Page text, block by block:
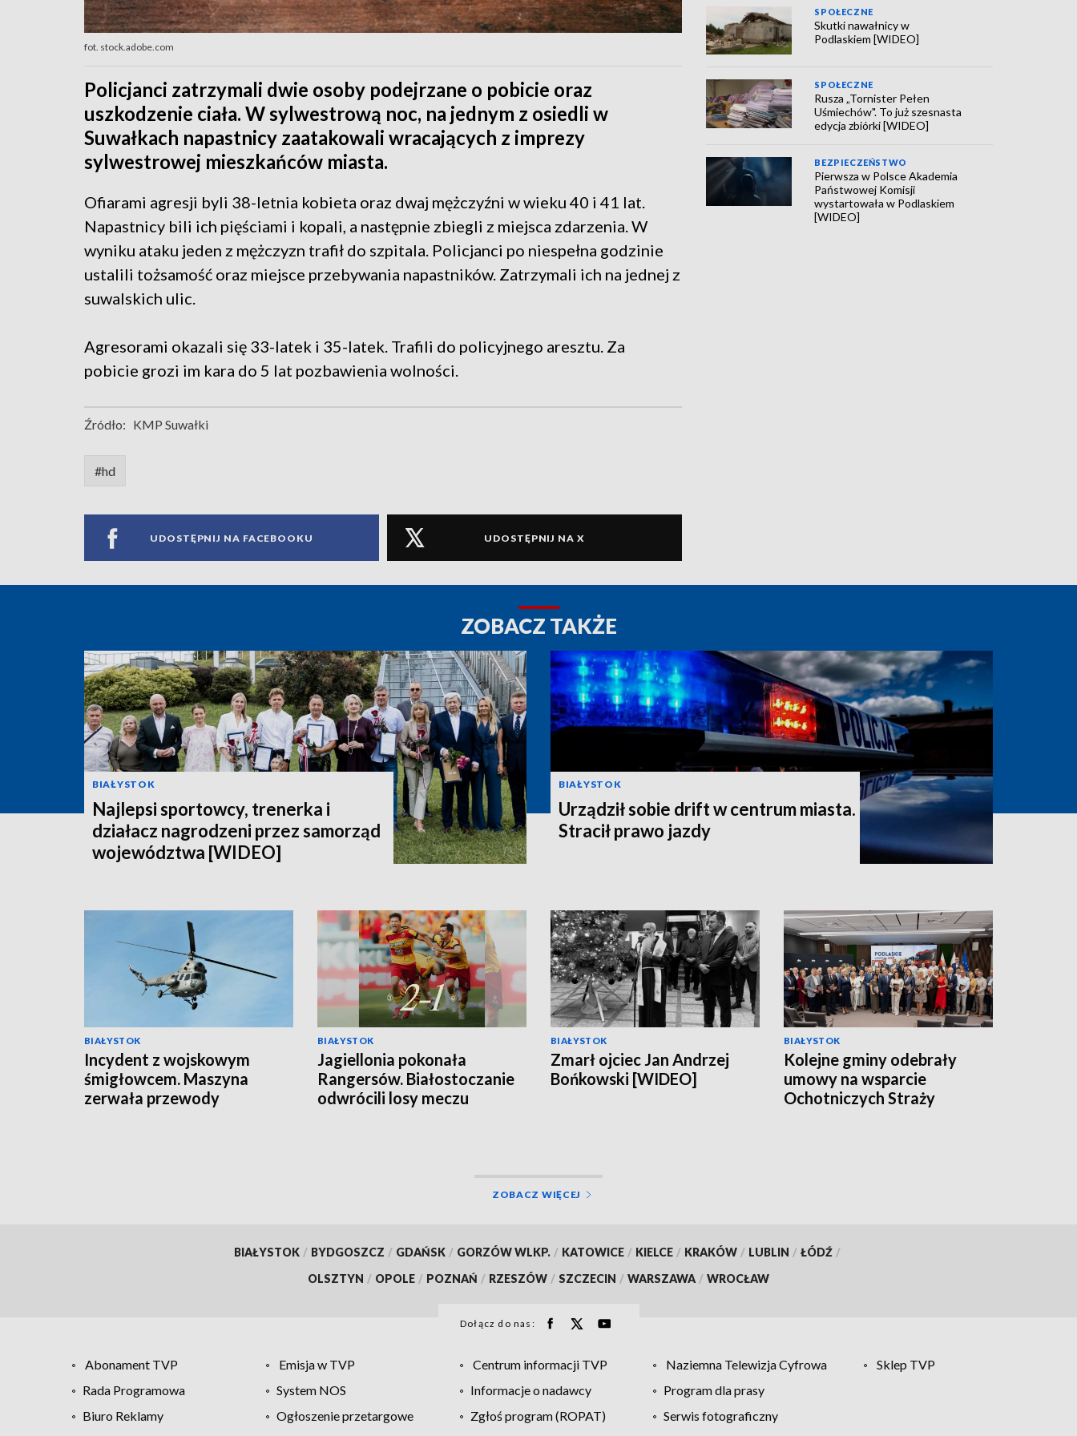
fot. stock.adobe.com
Policjanci zatrzymali dwie osoby podejrzane o pobicie oraz
uszkodzenie ciała. W sylwestrową noc, na jednym z osiedli w
Suwałkach napastnicy zaatakowali wracających z imprezy
sylwestrowej mieszkańców miasta.
Ofiarami agresji byli 38-letnia kobieta oraz dwaj mężczyźni w wieku 40 i 41 lat.
Napastnicy bili ich pięściami i kopali, a następnie zbiegli z miejsca zdarzenia. W
wyniku ataku jeden z mężczyzn trafił do szpitala. Policjanci po niespełna godzinie
ustalili tożsamość oraz miejsce przebywania napastników. Zatrzymali ich na jednej z
suwalskich ulic.
Agresorami okazali się 33-latek i 35-latek. Trafili do policyjnego aresztu. Za
pobicie grozi im kara do 5 lat pozbawienia wolności.
Źródło: KMP Suwałki
#hd
UDOSTĘPNIJ NA FACEBOOKU UDOSTĘPNIJ NA X
SPOŁECZNE
Skutki nawałnicy w
Podlaskiem [WIDEO]
SPOŁECZNE
Rusza „Tornister Pełen
Uśmiechów". To już szesnasta
edycja zbiórki [WIDEO]
BEZPIECZEŃSTWO
Pierwsza w Polsce Akademia
Państwowej Komisji
wystartowała w Podlaskiem
[WIDEO]
ZOBACZ TAKŻE
BIAŁYSTOK
Najlepsi sportowcy, trenerka i
działacz nagrodzeni przez samorząd
województwa [WIDEO]
BIAŁYSTOK
Urządził sobie drift w centrum miasta.
Stracił prawo jazdy
BIAŁYSTOK
Incydent z wojskowym
śmigłowcem. Maszyna
zerwała przewody
BIAŁYSTOK
Jagiellonia pokonała
Rangersów. Białostoczanie
odwrócili losy meczu
BIAŁYSTOK
Zmarł ojciec Jan Andrzej
Bońkowski [WIDEO]
BIAŁYSTOK
Kolejne gminy odebrały
umowy na wsparcie
Ochotniczych Straży
ZOBACZ WIĘCEJ
BIAŁYSTOK / BYDGOSZCZ / GDAŃSK / GORZÓW WLKP. / KATOWICE / KIELCE / KRAKÓW / LUBLIN / ŁÓDŹ /
OLSZTYN / OPOLE / POZNAŃ / RZESZÓW / SZCZECIN / WARSZAWA / WROCŁAW
Dołącz do nas:
Abonament TVP Emisja w TVP Centrum informacji TVP Naziemna Telewizja Cyfrowa
Sklep TVP
Rada Programowa
System NOS Informacje o nadawcy
Program dla prasy
Biuro Reklamy
Ogłoszenie przetargowe Zgłoś program (ROPAT)
Serwis fotograficzny